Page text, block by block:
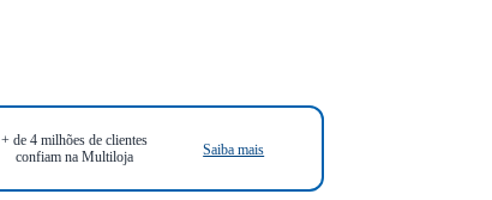
+ de 4 milhões de clientes
confiam na Multiloja
Saiba mais